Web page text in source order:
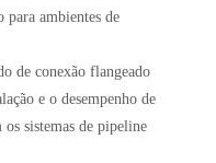
para ambientes de
de conexão flangeado
e o desempenho de
sistemas de pipeline